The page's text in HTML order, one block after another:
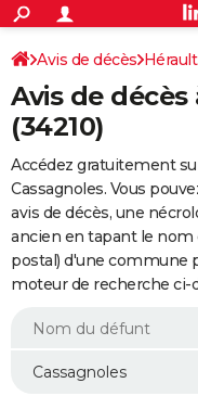
ACTUALITÉS
Politique
Société
Faits Divers
Education
Monde
Villes
+
SPORT
Coupe du monde 2026
Football
Tennis
Cyclisme
Rugby
Forum
FINANCE
Retraite
Impôts
Epargne
Immobilier
Risques naturels par ville
Banque
Assurance
Crédit
AUTO
Essais
Réserver un essai
Citadines
Berlines
SUV
Forum auto
+
HIGH-TECH
Mobiles
Meilleur smartphone
Internet
Ordinateurs
Jeux vidéo
Guide high-tech
+BRICOLAGE
Forum
Aménagement intérieur
Extérieur
Cuisine
Salle de bains
Jardinage
Rangement
WEEK-END
Guides de France
Escapades
Patrimoine
Expositions
Musées
Week-end nature
LIFESTYLE
Avis de décès Hérault
Avis de décès
(34210)
Accédez gratuitement
Cassagnoles. Vous
avis de décès, une
ancien en tapant le nom
postal) d'une commune
moteur de recherche ci-